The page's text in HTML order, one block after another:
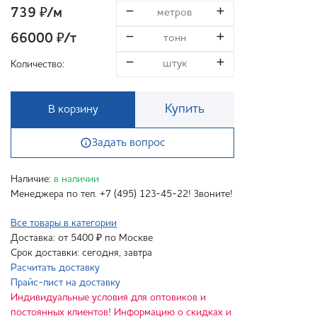
739 ₽/м
66000 ₽/т
Количество:
В корзину Купить
Задать вопрос
Наличие: в наличии
Менеджера по тел. +7 (495) 123-45-22! Звоните!
Все товары в категории
Доставка: от 5400 ₽ по Москве
Срок доставки: сегодня, завтра
Расчитать доставку
Прайс-лист на доставку
Индивидуальные условия для оптовиков и
постоянных клиентов! Информацию о скидках и